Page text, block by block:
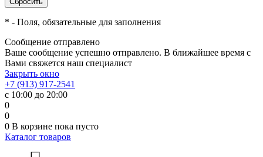
* - Поля, обязательные для заполнения
Сообщение отправлено
Ваше сообщение успешно отправлено. В ближайшее время с
Вами свяжется наш специалист
Закрыть окно
+7 (913) 917-2541
с 10:00 до 20:00
0
0
0 В корзине пока пусто
Каталог товаров